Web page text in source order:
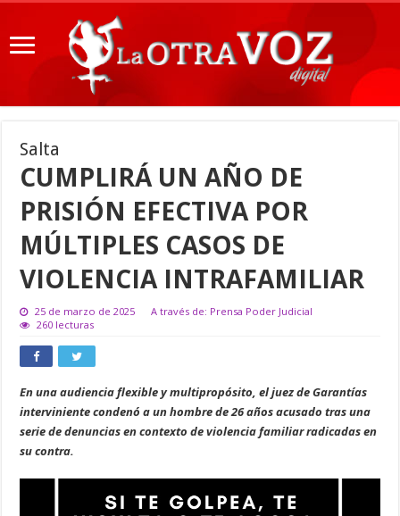
Salta
CUMPLIRÁ UN AÑO DE
PRISIÓN EFECTIVA POR
MÚLTIPLES CASOS DE
VIOLENCIA INTRAFAMILIAR
25 de marzo de 2025
A través de: Prensa Poder Judicial
260 lecturas
En una audiencia flexible y multipropósito, el juez de Garantías
interviniente condenó a un hombre de 26 años acusado tras una
serie de denuncias en contexto de violencia familiar radicadas en
su contra.